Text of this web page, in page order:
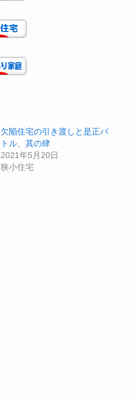
欠陥住宅の引き渡しと是正バ
トル、其の肆
2021年5月20日
狭小住宅